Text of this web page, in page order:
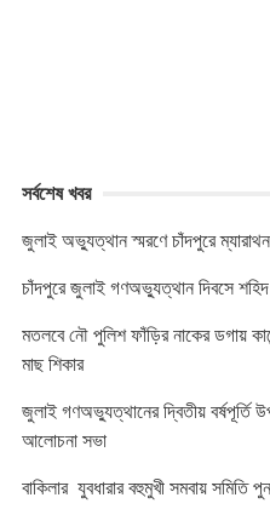
সর্বশেষ খবর
জুলাই অভ্যুত্থান স্মরণে চাঁদপুরে
চাঁদপুরে জুলাই গণঅভ্যুত্থান দিবসে শহিদ
মতলবে নৌ পুলিশ ফাঁড়ির নাকের ডগায়
মাছ শিকার
জুলাই গণঅভ্যুত্থানের দ্বিতীয় বর্ষপূর্তি
আলোচনা সভা
বাকিলার যুবধারার বহুমুখী সমবায় সমিতি